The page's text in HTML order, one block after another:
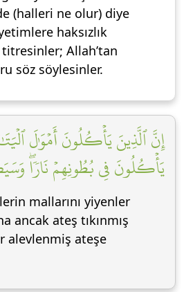
(halleri ne olur) diye
haksızlık
Allah’tan
söz söylesinler.
إِنَّ ٱلَّذِينَ يَأۡكُلُونَ أَمۡوَٰلَ
يَأۡكُلُونَ فِي بُطُونِهِمۡ نَارٗاۖ
mallarını yiyenler
ancak ateş tıkınmış
alevlenmiş ateşe